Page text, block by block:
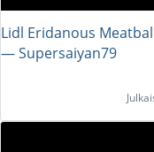
Lidl Eridanous
― Supersaiyan79